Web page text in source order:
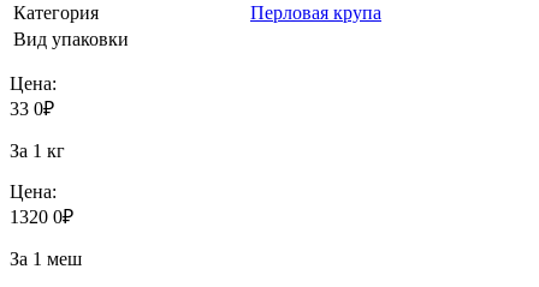
Категория
Перловая крупа
Вид упаковки
Цена:
33 0₽
За 1 кг
Цена:
1320 0₽
За 1 меш